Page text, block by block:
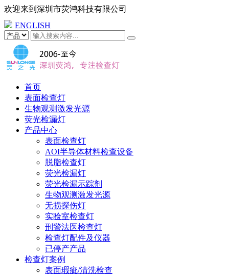
欢迎来到 深圳市荧鸿科技有限公司
ENGLISH
首页
表面检查灯
生物观测激发光源
荧光检漏灯
产品中心
表面检查灯
AOI半导体材料检查设备
脱脂检查灯
荧光检漏灯
荧光检漏示踪剂
生物观测激发光源
无损探伤灯
实验室检查灯
刑警法医检查灯
检查灯配件及仪器
已停产产品
检查灯案例
表面瑕疵/清洗检查